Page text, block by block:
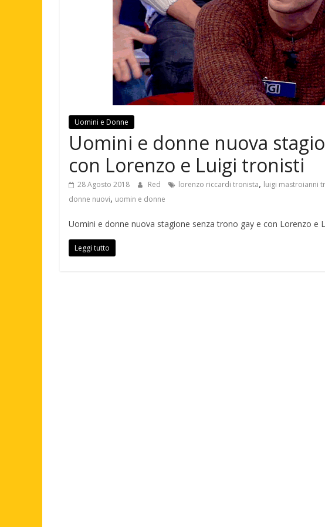
Uomini e Donne
Uomini e donne nuova
con Lorenzo e Luigi tronisti
28 Agosto 2018 Red lorenzo riccardi tronista, luigi mastroianni
donne nuovi, uomin e donne
Uomini e donne nuova stagione senza trono gay e con Lorenzo e
Leggi tutto